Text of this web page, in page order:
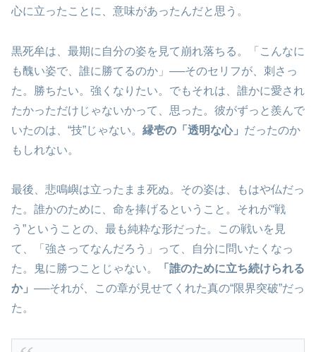
心に立ったことに、意味があったんだと思う。
黒死牟は、最期に自分の姿を見て崩れ落ちる。「こんなに
も醜い姿で、誰に勝てるのか」──そのセリフが、刺さっ
た。勝ちたい。強くなりたい。でもそれは、誰かに愛され
たかっただけじゃないかって、思った。彼がずっと羨んで
いたのは、“技”じゃない。 縁壱の「透明な心」 だったのか
もしれない。
最後、悲鳴嶼は立ったまま死ぬ。その姿は、もはや仏だっ
た。誰かのために、命を捧げるということ。それが“戦
う”ということの、最も純粋な形だった。この戦いを見
て、「強さってなんだろう」って、自分に問いたくなっ
た。鬼に勝つことじゃない。
「誰のために立ち続けられる
か」 ──それが、この章が見せてくれた真の“限界突破”だっ
た。